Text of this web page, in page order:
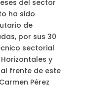
del sector
ha sido
de
por sus 30
sectorial
y
al frente de este
Pérez